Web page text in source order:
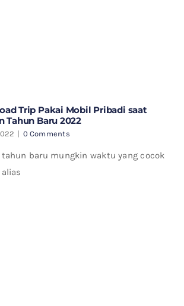
Trip Pakai Mobil Pribadi saat
Tahun Baru 2022
| 0 Comments
baru mungkin waktu yang cocok